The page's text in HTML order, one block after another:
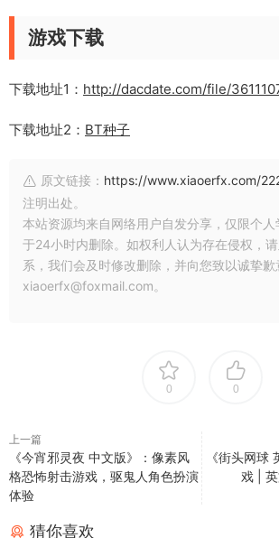
游戏下载
下载地址1： http://dacdate.com/file/
下载地址2： BT种子
原文链接： https://www.xiaoerfx.com/
注明出处。
本站资源均来自网络用户自发分享，仅限个
于24小时内删除。如权利人认为存在侵权，
系，我们会及时修改删除，并向您致以诚挚歉
xiaoerfx@foxmail.com。
0 0
上一篇
《今宵邪灵夜 中文版》：像素风
格恐怖射击游戏，驱鬼人角色扮演
体验
《街头网球
戏 |
猜你喜欢